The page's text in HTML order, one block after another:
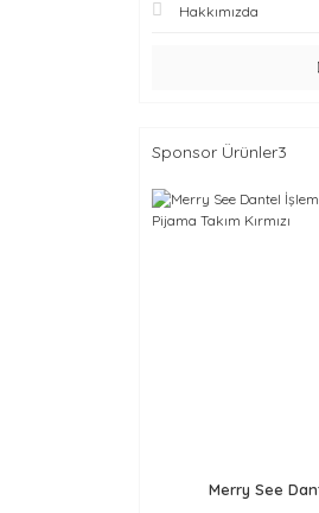
Hakkımızda
Sponsor Ürünler3
Merry See